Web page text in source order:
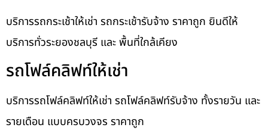
บริการรถกระเช้าให้เช่า รถกระเช้ารับจ้าง ราคาถูก ยินดีให้
บริการทั่วระยองชลบุรี และ พื้นที่ใกล้เคียง
รถโฟล์คลิฟท์ให้เช่า
บริการรถโฟล์คลิฟท์ให้เช่า รถโฟล์คลิฟท์รับจ้าง ทั้งรายวัน และ
รายเดือน แบบครบวงจร ราคาถูก